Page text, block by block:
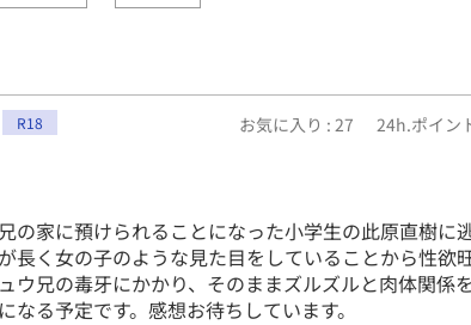
R18 お気に入り : 27 24h.ポイン
の家に預けられることになった小学生の此原直樹に
長く女の子のような見た目をしていることから性欲
ウ兄の毒牙にかかり、そのままズルズルと肉体関係
なる予定です。感想お待ちしています。